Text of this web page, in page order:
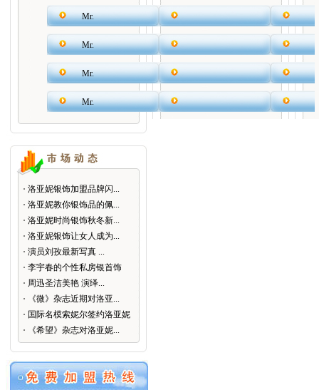
Mr.
Mr.
Mr.
Mr.
洛亚妮银饰加盟品牌闪...
洛亚妮教你银饰品的佩...
洛亚妮时尚银饰秋冬新...
洛亚妮银饰让女人成为...
演员刘孜最新写真 ...
李宇春的个性私房银首饰
周迅圣洁美艳 演绎...
《微》杂志近期对洛亚...
国际名模索妮尔签约洛亚妮
《希望》杂志对洛亚妮...